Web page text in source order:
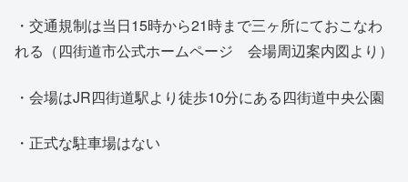
・交通規制は当日15時から21時まで三ヶ所にておこなわ
れる（四街道市公式ホームページ 会場周辺案内図より）
・会場はJR四街道駅より徒歩10分にある四街道中央公園
・正式な駐車場はない